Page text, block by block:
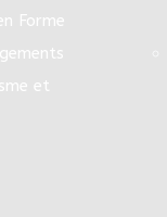
Forme
et